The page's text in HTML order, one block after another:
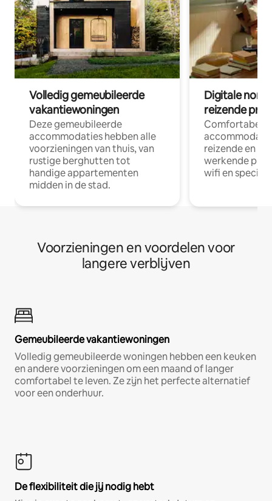
Volledig gemeubileerde
vakantiewoningen
Deze gemeubileerde
accommodaties hebben alle
voorzieningen van thuis, van
rustige berghutten tot
handige appartementen
midden in de stad.
Digitale
reizende
Comfortabele
reizende en
werkende
wifi en
Voorzieningen en voordelen voor
langere verblijven
Gemeubileerde vakantiewoningen
Volledig gemeubileerde woningen hebben een keuken
en andere voorzieningen om een maand of langer
comfortabel te leven. Ze zijn het perfecte alternatief
voor een onderhuur.
De flexibiliteit die jij nodig hebt